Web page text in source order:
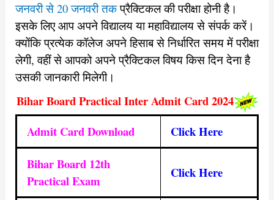
जनवरी से 20 जनवरी तकप्रैक्टिकल की परीक्षा होनी है।
इसके लिए आप अपने विद्यालय या महाविद्यालय से संपर्क करें।
क्योंकि प्रत्येक कॉलेज अपने हिसाब से निर्धारित समय में परीक्षा
लेगी, वहीं से आपको अपने प्रैक्टिकल विषय किस दिन देना है
उसकी जानकारी मिलेगी।
Bihar Board Practical Inter Admit Card 2024
Admit Card Download
Click Here
Bihar Board 12th
Practical Exam
Click Here